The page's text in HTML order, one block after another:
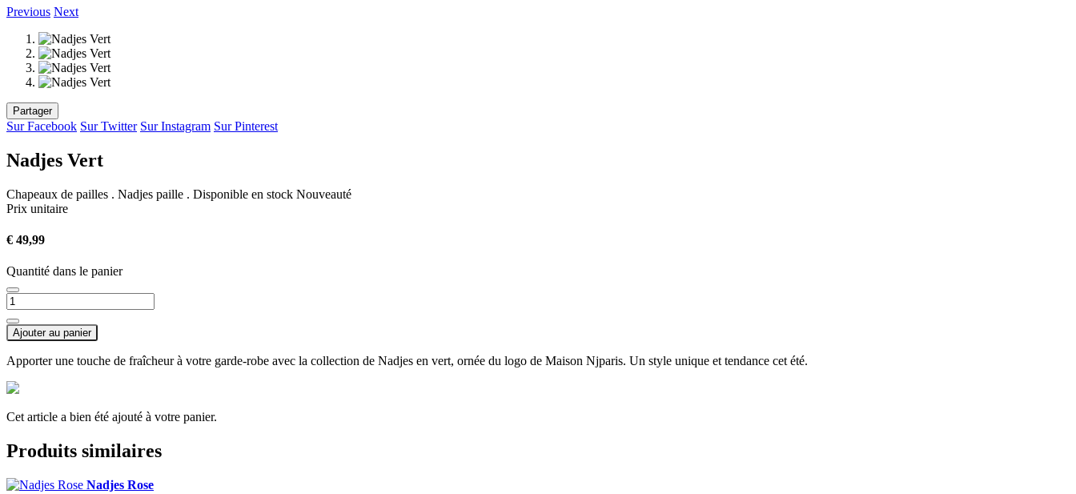
Previous Next
Partager
Sur Facebook Sur Twitter Sur Instagram Sur Pinterest
Nadjes Vert
Chapeaux de pailles . Nadjes paille . Disponible en stock Nouveauté
Prix unitaire
€ 49,99
Quantité dans le panier
Ajouter au panier
Apporter une touche de fraîcheur à votre garde-robe avec la collection de Nadjes en vert, ornée du logo de Maison Njparis. Un style unique et tendance cet été.
Cet article a bien été ajouté à votre panier.
Produits similaires
Nadjes Rose